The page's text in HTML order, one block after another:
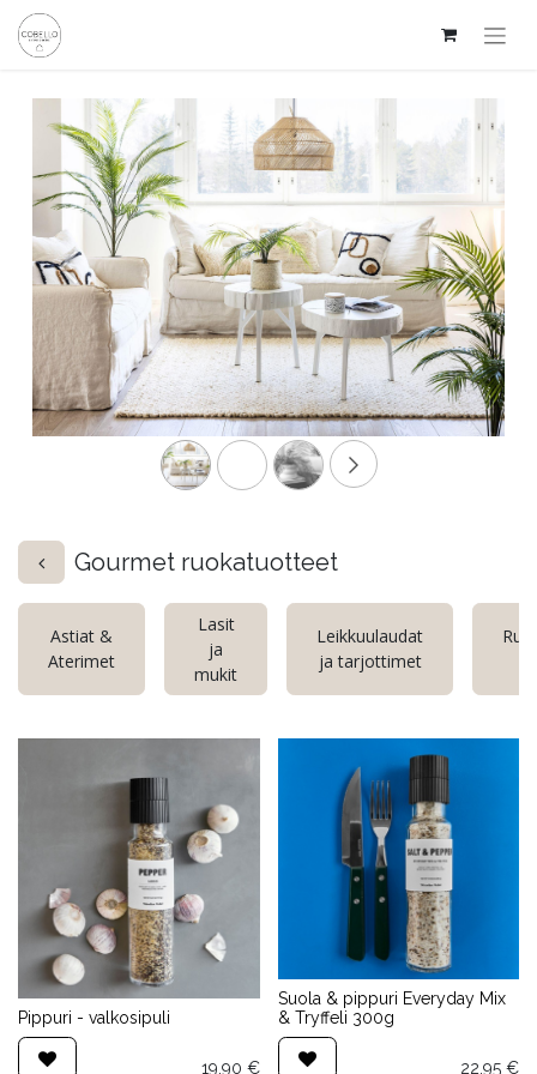
Edellinen
Gourmet ruokatuotteet
Astiat &
Aterimet
Lasit
ja
mukit
Leikkuulaudat
ja tarjottimet
Pippuri - valkosipuli
19,90 €
Suola & pippuri Everyday Mix
& Tryffeli 300g
22,95 €